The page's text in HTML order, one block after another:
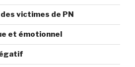
victimes de PN
et émotionnel